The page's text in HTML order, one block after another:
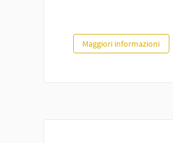
Piano Giovani Carpaneto
Maggiori informazioni